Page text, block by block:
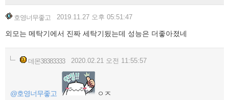
호영너무좋고 2019.11.27 오후 05:51:47
외모는 메탁기에서 진짜 세탁기됬는데 성능은 더좋아졌네
데몬38383333 2020.02.21 오전 11:55:57
@호영너무좋고 ㅇㅈ